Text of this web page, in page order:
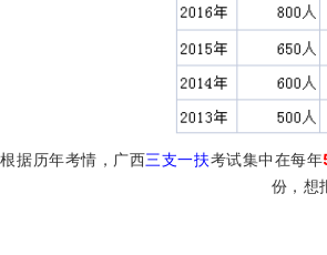
根据历年考情，广西三支一扶考试集中在每年
份，想